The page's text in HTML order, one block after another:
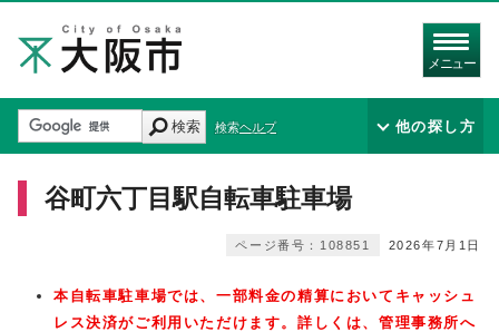
メニュー
検索 検索ヘルプ 他の探し方
谷町六丁目駅自転車駐車場
2026年7月1日
ページ番号：108851
本自転車駐車場では、一部料金の精算においてキャッシュ
レス決済がご利⽤いただけます。詳しくは、管理事務所へ